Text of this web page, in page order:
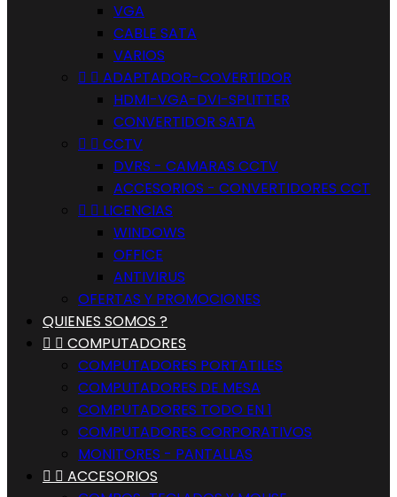
VGA
CABLE SATA
VARIOS
  ADAPTADOR-COVERTIDOR
HDMI-VGA-DVI-SPLITTER
CONVERTIDOR SATA
  CCTV
DVRS - CAMARAS CCTV
ACCESORIOS - CONVERTIDORES CCT
  LICENCIAS
WINDOWS
OFFICE
ANTIVIRUS
OFERTAS Y PROMOCIONES
QUIENES SOMOS ?
  COMPUTADORES
COMPUTADORES PORTATILES
COMPUTADORES DE MESA
COMPUTADORES TODO EN 1
COMPUTADORES CORPORATIVOS
MONITORES - PANTALLAS
  ACCESORIOS